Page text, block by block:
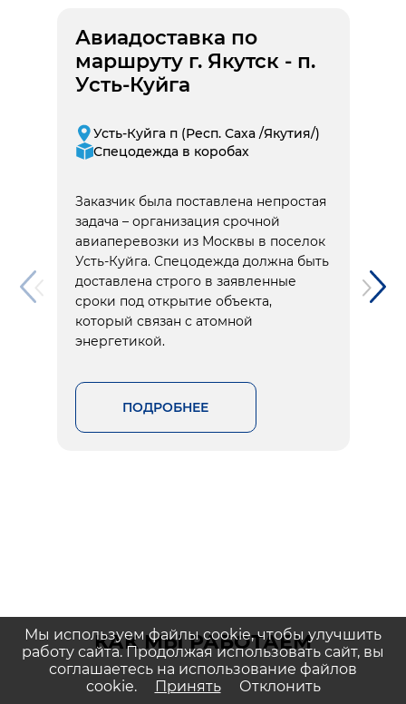
Авиадоставка по
маршруту г. Якутск - п.
Усть-Куйга
Усть-Куйга п (Респ. Саха /Якутия/)
Спецодежда в коробах
Заказчик была поставлена непростая
задача – организация срочной
авиаперевозки из Москвы в поселок
Усть-Куйга. Спецодежда должна быть
доставлена строго в заявленные
сроки под открытие объекта,
который связан с атомной
энергетикой.
ПОДРОБНЕЕ
КАК МЫ РАБОТАЕМ
Мы используем файлы cookie, чтобы улучшить
работу сайта. Продолжая использовать сайт, вы
соглашаетесь на использование файлов
cookie.
Принять Отклонить